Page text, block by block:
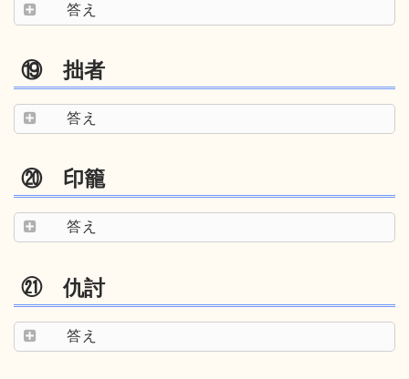
答え
⑲ 拙者
答え
⑳ 印籠
答え
㉑ 仇討
答え